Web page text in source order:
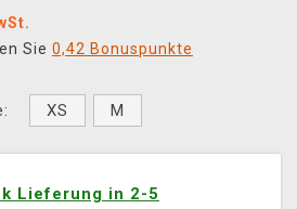
Sie 0,42 Bonuspunkte
XS M
Lieferung in 2-5